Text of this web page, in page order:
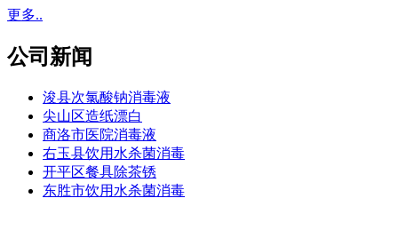
更多..
公司新闻
浚县次氯酸钠消毒液
尖山区造纸漂白
商洛市医院消毒液
右玉县饮用水杀菌消毒
开平区餐具除茶锈
东胜市饮用水杀菌消毒